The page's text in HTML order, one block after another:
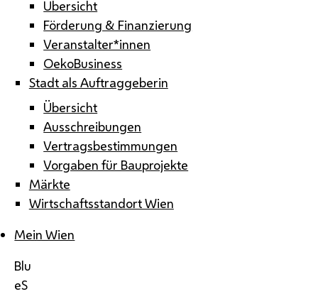
Übersicht
Förderung & Finanzierung
Veranstalter*innen
OekoBusiness
Stadt als Auftraggeberin
Übersicht
Ausschreibungen
Vertragsbestimmungen
Vorgaben für Bauprojekte
Märkte
Wirtschaftsstandort Wien
Mein Wien
Blu
eS